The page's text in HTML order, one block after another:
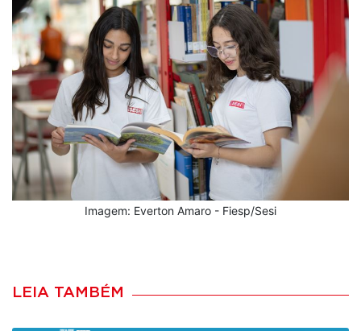
Imagem: Everton Amaro - Fiesp/Sesi
LEIA TAMBÉM